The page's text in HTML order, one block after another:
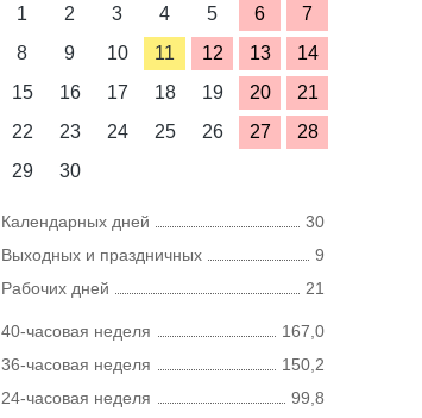
1
2 3 4 5 6
7
8
9 10 11 12 13
14
15
16 17 18 19 20
21
22
23 24 25 26 27
28
29
30
Календарных дней
30
Выходных и праздничных
9
Рабочих дней
21
40-часовая неделя
167,0
36-часовая неделя
150,2
24-часовая неделя
99,8